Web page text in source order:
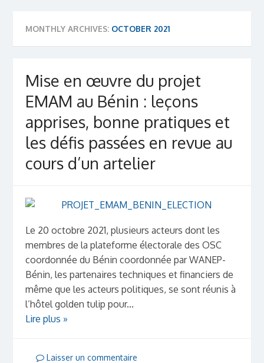
MONTHLY ARCHIVES: OCTOBER 2021
Mise en œuvre du projet
EMAM au Bénin : leçons
apprises, bonne pratiques et
les défis passées en revue au
cours d’un artelier
Le 20 octobre 2021, plusieurs acteurs dont les
membres de la plateforme électorale des OSC
coordonnée du Bénin coordonnée par WANEP-
Bénin, les partenaires techniques et financiers de
même que les acteurs politiques, se sont réunis à
l’hôtel golden tulip pour...
Lire plus »
Laisser un commentaire